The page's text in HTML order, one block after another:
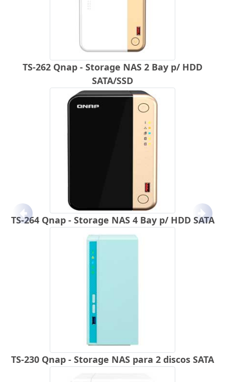
TS-262 Qnap - Storage NAS 2 Bay p/ HDD
SATA/SSD
TS-264 Qnap - Storage NAS 4 Bay p/ HDD SATA
TS-230 Qnap - Storage NAS para 2 discos SATA
Anterior